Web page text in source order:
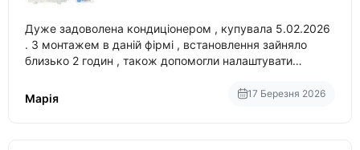
Дуже задоволена кондиціонером , купувала 5.02.2026
. З монтажем в даній фірмі , встановлення зайняло
близько 2 годин , також допомогли налаштувати
Марія
17 Березня 2026